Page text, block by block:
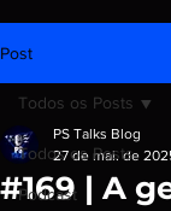
Post
Todos os Posts
Podcast
Todos os Posts
#169 | A
PS Talks Blog
27 de mai. de